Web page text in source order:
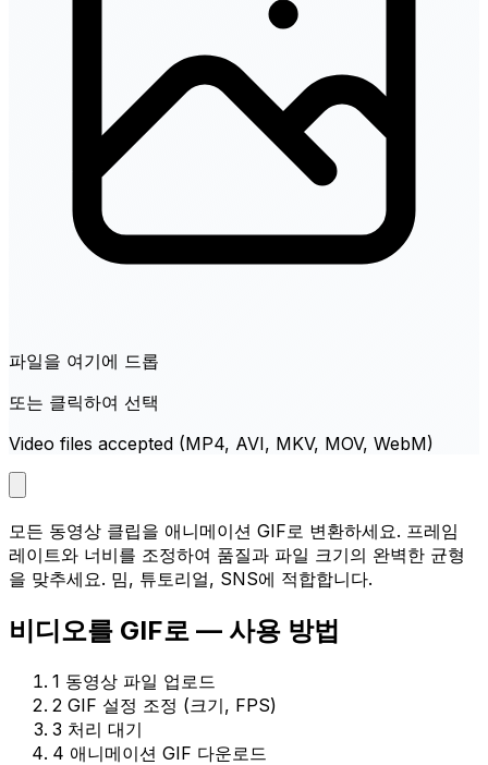
파일을 여기에 드롭
또는 클릭하여 선택
Video files accepted (MP4, AVI, MKV, MOV, WebM)
모든 동영상 클립을 애니메이션 GIF로 변환하세요. 프레임
레이트와 너비를 조정하여 품질과 파일 크기의 완벽한 균형
을 맞추세요. 밈, 튜토리얼, SNS에 적합합니다.
비디오를 GIF로 — 사용 방법
1 동영상 파일 업로드
2 GIF 설정 조정 (크기, FPS)
3 처리 대기
4 애니메이션 GIF 다운로드